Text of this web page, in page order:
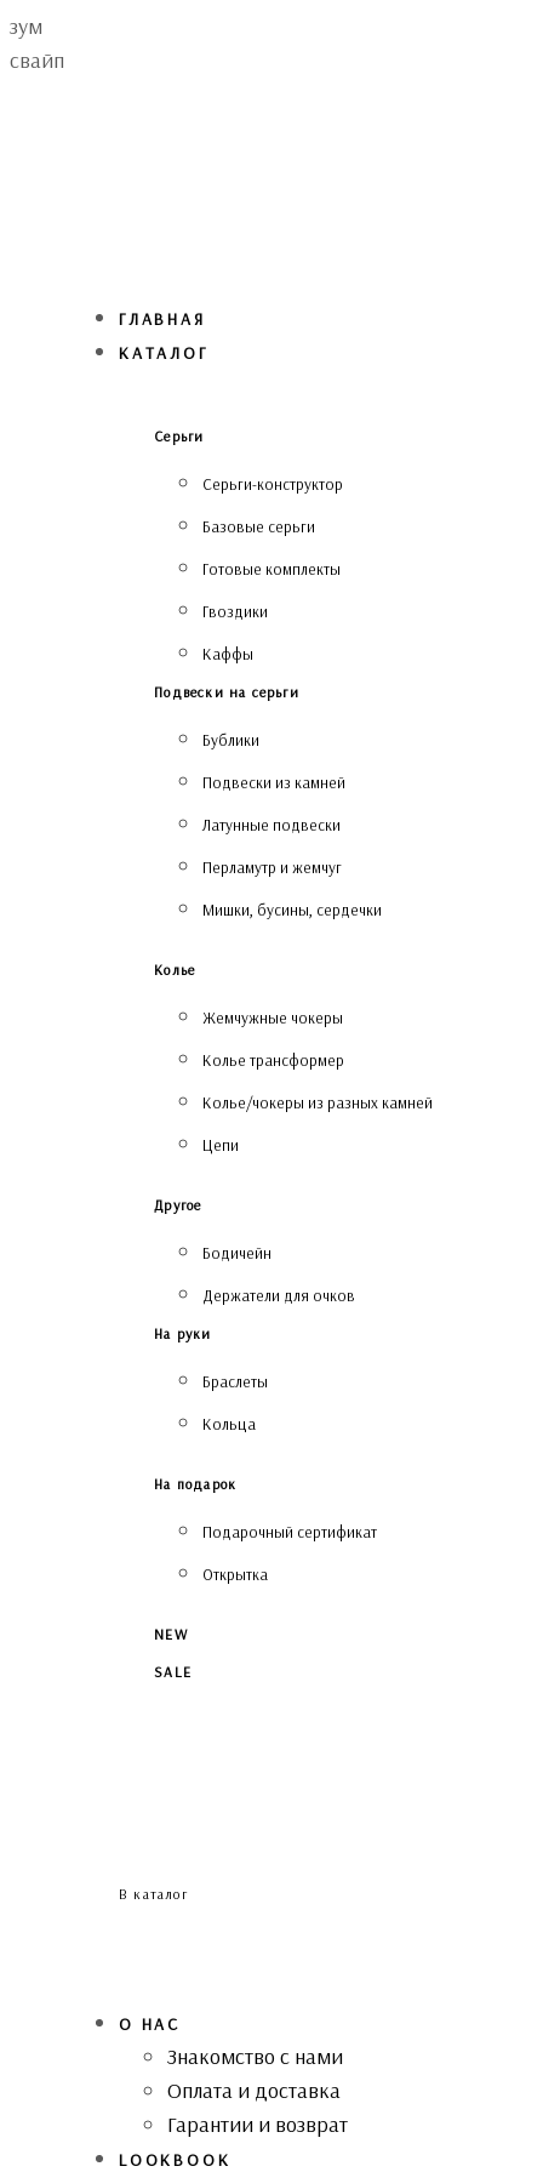
Skip
links
Skip
to
зум
свайп
ГЛАВНАЯ
КАТАЛОГ
Серьги
Серьги-конструктор
Базовые серьги
Готовые комплекты
Гвоздики
Каффы
Подвески на серьги
Бублики
Подвески из камней
Латунные подвески
Перламутр и жемчуг
Мишки, бусины, сердечки
Колье
Жемчужные чокеры
Колье трансформер
Колье/чокеры из разных камней
Цепи
Другое
Бодичейн
Держатели для очков
На руки
Браслеты
Кольца
На подарок
Подарочный сертификат
Открытка
NEW
SALE
В каталог
О НАС
Знакомство с нами
Оплата и доставка
Гарантии и возврат
LOOKBOOK